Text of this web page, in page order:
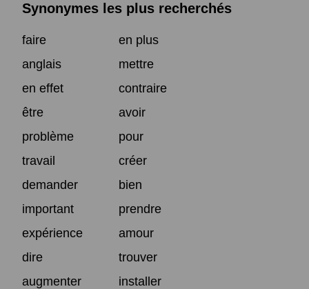
Synonymes les plus recherchés
faire
en plus
anglais
mettre
en effet
contraire
être
avoir
problème
pour
travail
créer
demander
bien
important
prendre
expérience
amour
dire
trouver
augmenter
installer